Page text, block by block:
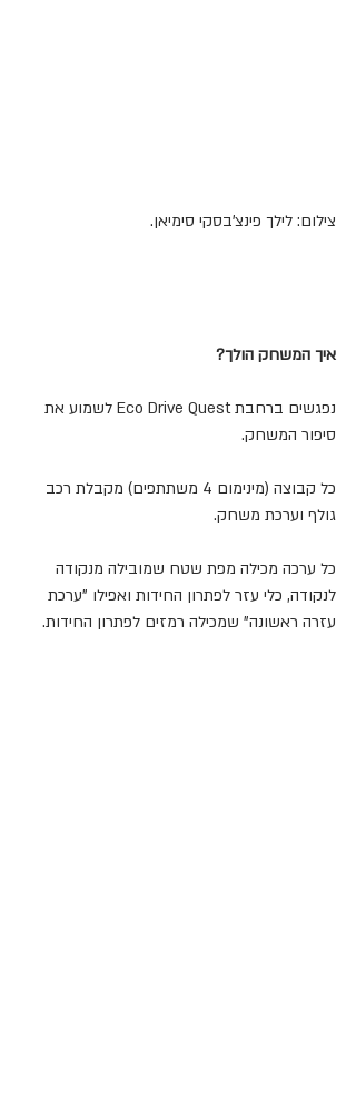
צילום: לילך פינצ'בסקי סימיאן.
איך המשחק הולך?
נפגשים ברחבת Eco Drive Quest לשמוע את
סיפור המשחק.
כל קבוצה (מינימום 4 משתתפים) מקבלת רכב
גולף וערכת משחק.
כל ערכה מכילה מפת שטח שמובילה מנקודה
לנקודה, כלי עזר לפתרון החידות ואפילו "ערכת
עזרה ראשונה" שמכילה רמזים לפתרון החידות.